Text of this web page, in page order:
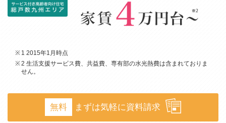
1 2015年1月時点
2 生活支援サービス費、共益費、専有部の水光熱費は含まれておりま
せん。
無料 まずは気軽に資料請求